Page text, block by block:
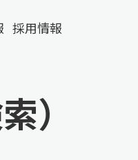
採用情報
）